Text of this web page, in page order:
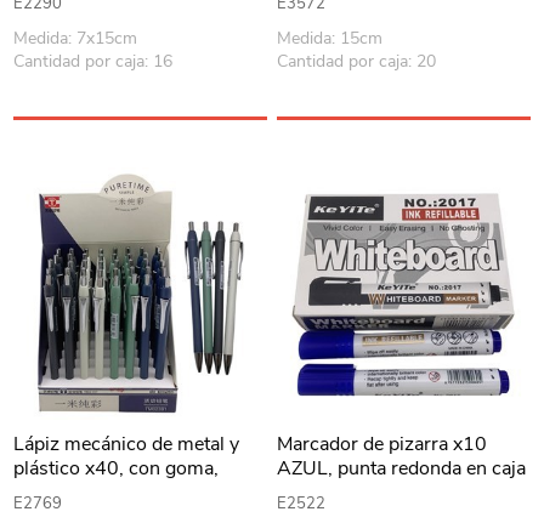
Medida: 7x15cm
Cantidad por caja: 16
Medida: 15cm
Cantidad por caja: 20
Lápiz mecánico de metal y
plástico x40, con goma,
punta 0.5mm, en caja
E2769
Marcador de pizarra x10
AZUL, punta redonda en caja
E2522